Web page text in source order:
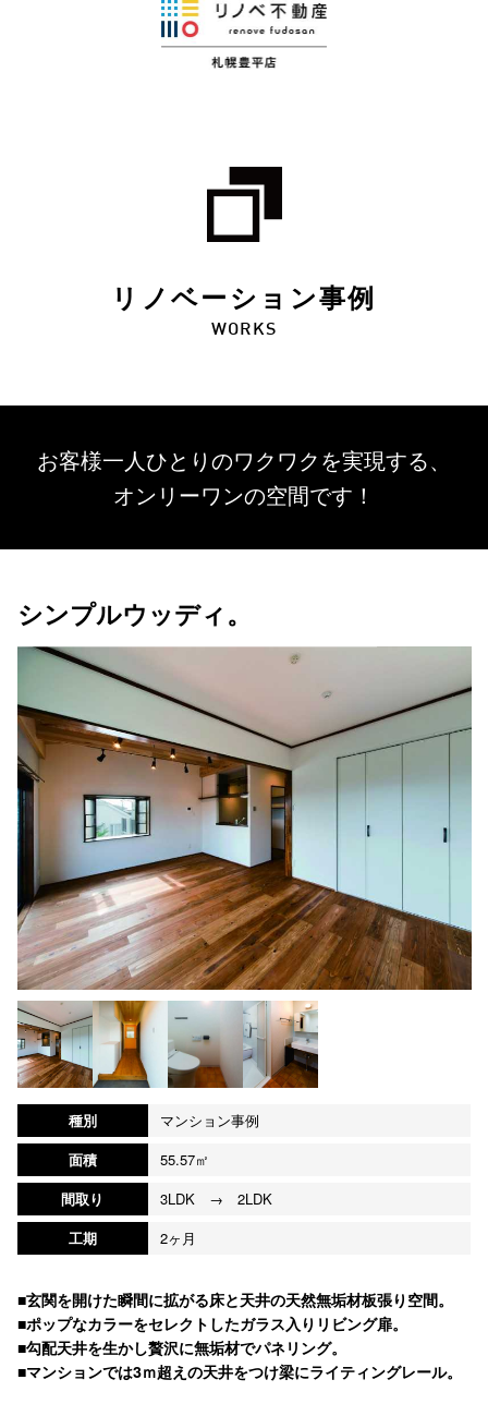
リノベーション事例
WORKS
お客様一人ひとりのワクワクを実現する、
オンリーワンの空間です！
シンプルウッディ。
種別
マンション事例
面積
55.57㎡
間取り
3LDK → 2LDK
工期
2ヶ月
■玄関を開けた瞬間に拡がる床と天井の天然無垢材板張り空間。
■ポップなカラーをセレクトしたガラス入りリビング扉。
■勾配天井を生かし贅沢に無垢材でパネリング。
■マンションでは3ｍ超えの天井をつけ梁にライティングレール。